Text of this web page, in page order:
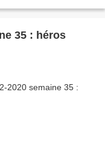
35 : héros